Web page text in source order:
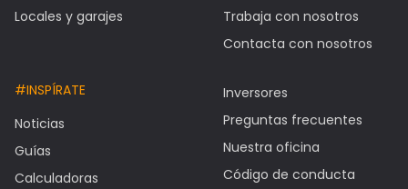
Locales y garajes
Trabaja con nosotros
Contacta con nosotros
#INSPÍRATE
Noticias
Guías
Calculadoras
Inversores
Preguntas frecuentes
Nuestra oficina
Código de conducta